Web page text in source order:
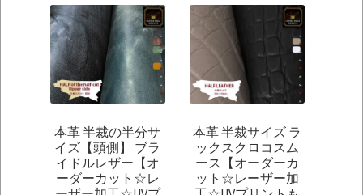
本革 半裁の半分サ
イズ【頭側】 ブラ
イドルレザー【オ
ーダーカット☆レ
本革 半裁サイズ ラ
ックスクロコスム
ース【オーダーカ
ット☆レーザー加